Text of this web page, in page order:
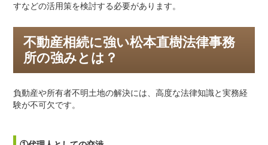
すなどの活用策を検討する必要があります。
不動産相続に強い松本直樹法律事務
所の強みとは？
負動産や所有者不明土地の解決には、高度な法律知識と実務経
験が不可欠です。